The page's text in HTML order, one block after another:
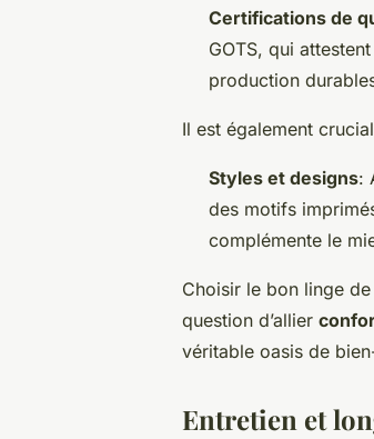
Certifications de
GOTS, qui
production
Il est également
Styles et designs:
des motifs
complémente le
Choisir le bon linge
question d’allier
véritable oasis de
Entretien et